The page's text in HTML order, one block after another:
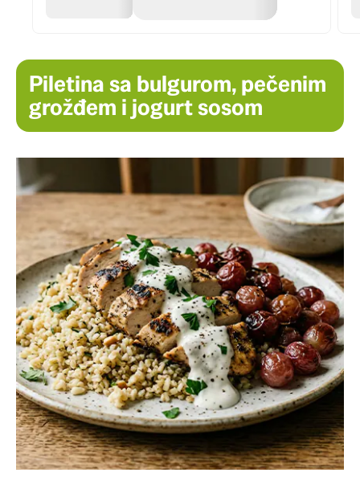
Piletina sa bulgurom, pečenim
grožđem i jogurt sosom